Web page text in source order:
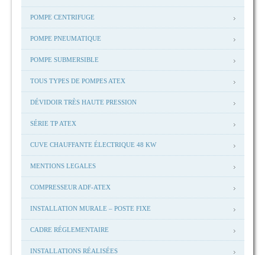
POMPE CENTRIFUGE
POMPE PNEUMATIQUE
POMPE SUBMERSIBLE
TOUS TYPES DE POMPES ATEX
DÉVIDOIR TRÈS HAUTE PRESSION
SÉRIE TP ATEX
CUVE CHAUFFANTE ÉLECTRIQUE 48 KW
MENTIONS LEGALES
COMPRESSEUR ADF-ATEX
INSTALLATION MURALE – POSTE FIXE
CADRE RÉGLEMENTAIRE
INSTALLATIONS RÉALISÉES